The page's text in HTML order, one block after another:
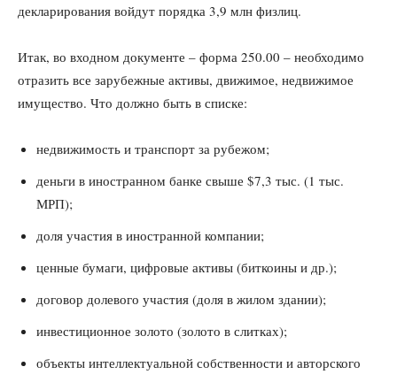
декларирования войдут порядка 3,9 млн физлиц.
Итак, во входном документе – форма 250.00 – необходимо
отразить все зарубежные активы, движимое, недвижимое
имущество. Что должно быть в списке:
недвижимость и транспорт за рубежом;
деньги в иностранном банке свыше $7,3 тыс. (1 тыс.
МРП);
доля участия в иностранной компании;
ценные бумаги, цифровые активы (биткоины и др.);
договор долевого участия (доля в жилом здании);
инвестиционное золото (золото в слитках);
объекты интеллектуальной собственности и авторского